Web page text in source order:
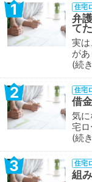
1 住宅
弁
て
実
が
続
2 住宅
借
気
宅
続
3 住宅
組